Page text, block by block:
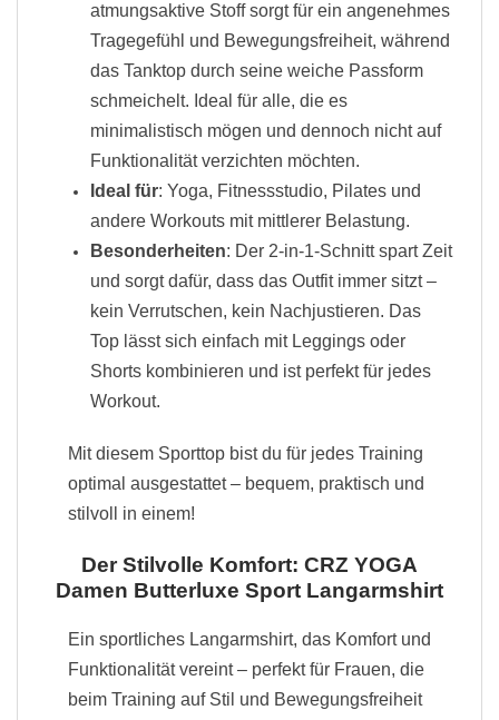
atmungsaktive Stoff sorgt für ein angenehmes
Tragegefühl und Bewegungsfreiheit, während
das Tanktop durch seine weiche Passform
schmeichelt. Ideal für alle, die es
minimalistisch mögen und dennoch nicht auf
Funktionalität verzichten möchten.
Ideal für: Yoga, Fitnessstudio, Pilates und
andere Workouts mit mittlerer Belastung.
Besonderheiten: Der 2-in-1-Schnitt spart Zeit
und sorgt dafür, dass das Outfit immer sitzt –
kein Verrutschen, kein Nachjustieren. Das
Top lässt sich einfach mit Leggings oder
Shorts kombinieren und ist perfekt für jedes
Workout.
Mit diesem Sporttop bist du für jedes Training
optimal ausgestattet – bequem, praktisch und
stilvoll in einem!
Der Stilvolle Komfort: CRZ YOGA
Damen Butterluxe Sport Langarmshirt
Ein sportliches Langarmshirt, das Komfort und
Funktionalität vereint – perfekt für Frauen, die
beim Training auf Stil und Bewegungsfreiheit